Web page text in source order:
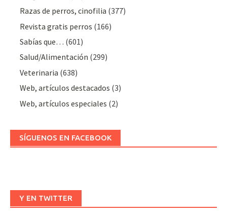
Razas de perros, cinofilia (377)
Revista gratis perros (166)
Sabías que… (601)
Salud/Alimentación (299)
Veterinaria (638)
Web, artículos destacados (3)
Web, artículos especiales (2)
SÍGUENOS EN FACEBOOK
Y EN TWITTER